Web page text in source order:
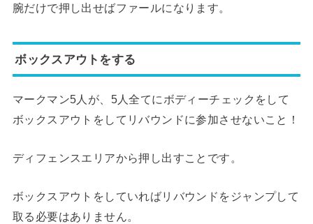
腕だけで押し出せばファールになります。
ボックスアウトをする
マークマン5人が、5人全てにボディーチェックをして
ボックスアウトをしてリバウンドに参加させないこと！
ディフェンスエリアから押し出すことです。
ボックスアウトをしていればリバウンドをジャンプして
取る必要はありません。